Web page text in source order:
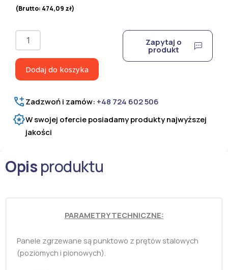
(Brutto: 474,09 zł)
ilość
Panel
2D
8/6/8
i
lakierowany
proszkowo
H=1630
mm
Dodaj do koszyka
Zapytaj o
produkt
Zadzwoń i zamów: +48 724 602 506
W swojej ofercie posiadamy produkty najwyższej
jakości
Opisproduktu
PARAMETRY TECHNICZNE:
Panele zgrzewane są punktowo z prętów stalowych
(poziomych i pionowych).